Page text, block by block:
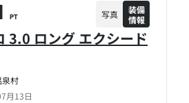
泉村
月13日
3.0 ロング エクシード
PT 写真
装備
情報